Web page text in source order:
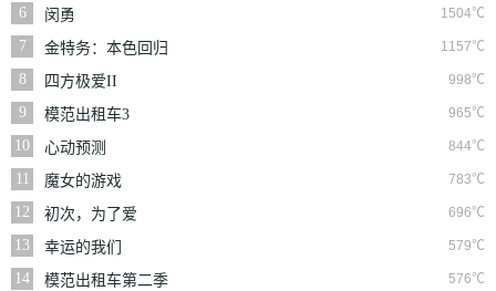
6
1504℃
闵勇
7
1157℃
金特务：本色回归
8
998℃
四方极爱II
9
965℃
模范出租车3
10
844℃
心动预测
11
783℃
魔女的游戏
12
696℃
初次，为了爱
13
579℃
幸运的我们
14
576℃
模范出租车第二季